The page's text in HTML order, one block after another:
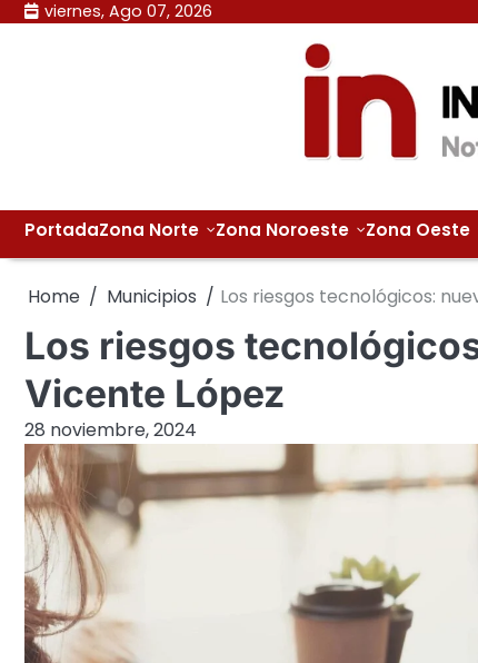
Skip viernes, Ago 07, 2026
PortadaZona Norte Zona Noroeste Zona Oeste
Home Municipios Los riesgos tecnológicos:
Los riesgos
Vicente López
28 noviembre, 2024